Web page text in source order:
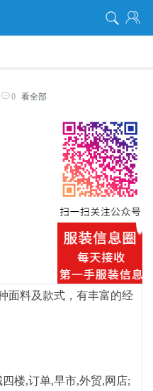
0 看全部
面料及款式，有丰富的经
楼,订单,早市,外贸,网店;